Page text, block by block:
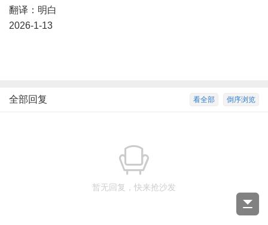
翻译：明白
2026-1-13
倒序浏览
看全部
全部回复
暂无回复，快来抢沙发